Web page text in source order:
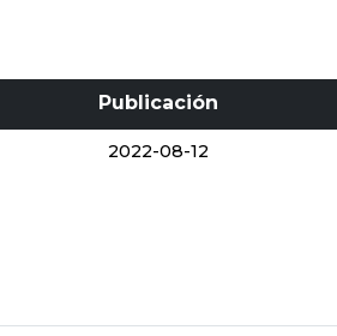
Publicación
2022-08-12